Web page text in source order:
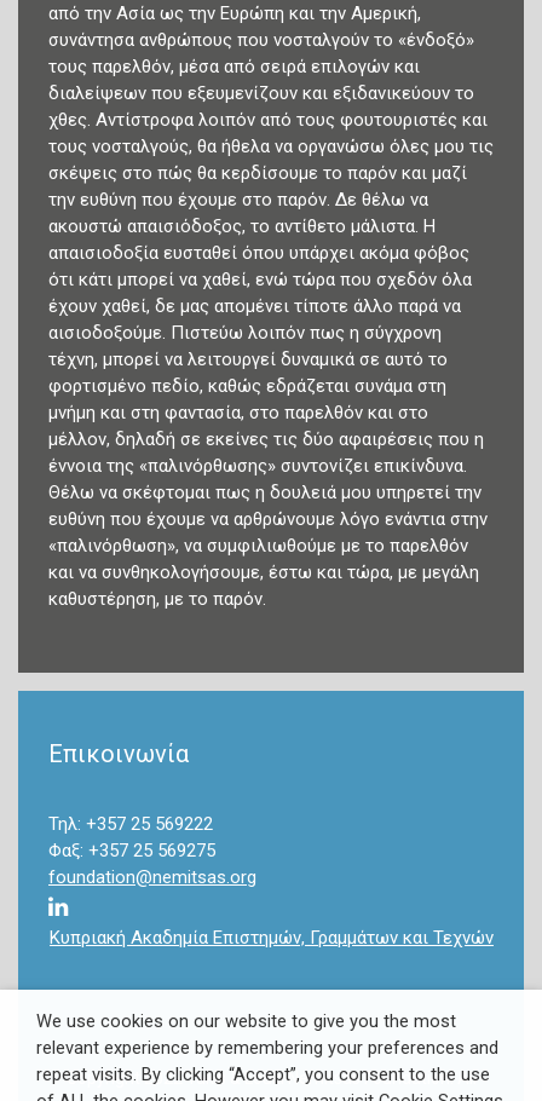
από την Ασία ως την Ευρώπη και την Αμερική,
συνάντησα ανθρώπους που νοσταλγούν το «ένδοξό»
τους παρελθόν, μέσα από σειρά επιλογών και
διαλείψεων που εξευμενίζουν και εξιδανικεύουν το
χθες. Αντίστροφα λοιπόν από τους φουτουριστές και
τους νοσταλγούς, θα ήθελα να οργανώσω όλες μου τις
σκέψεις στο πώς θα κερδίσουμε το παρόν και μαζί
την ευθύνη που έχουμε στο παρόν. Δε θέλω να
ακουστώ απαισιόδοξος, το αντίθετο μάλιστα. Η
απαισιoδοξία ευσταθεί όπου υπάρχει ακόμα φόβος
ότι κάτι μπορεί να χαθεί, ενώ τώρα που σχεδόν όλα
έχουν χαθεί, δε μας απομένει τίποτε άλλο παρά να
αισιοδοξούμε. Πιστεύω λοιπόν πως η σύγχρονη
τέχνη, μπορεί να λειτουργεί δυναμικά σε αυτό το
φορτισμένο πεδίο, καθώς εδράζεται συνάμα στη
μνήμη και στη φαντασία, στο παρελθόν και στο
μέλλον, δηλαδή σε εκείνες τις δύο αφαιρέσεις που η
έννοια της «παλινόρθωσης» συντονίζει επικίνδυνα.
Θέλω να σκέφτομαι πως η δουλειά μου υπηρετεί την
ευθύνη που έχουμε να αρθρώνουμε λόγο ενάντια στην
«παλινόρθωση», να συμφιλιωθούμε με το παρελθόν
και να συνθηκολογήσουμε, έστω και τώρα, με μεγάλη
καθυστέρηση, με το παρόν.
Επικοινωνία
Τηλ: +357 25 569222
Φαξ: +357 25 569275
foundation@nemitsas.org
Κυπριακή Ακαδημία Επιστημών, Γραμμάτων και Τεχνών
Copyright 2022 Takis & Louki Nemitsas Foundation. All
We use cookies on our website to give you the most
relevant experience by remembering your preferences and
repeat visits. By clicking “Accept”, you consent to the use